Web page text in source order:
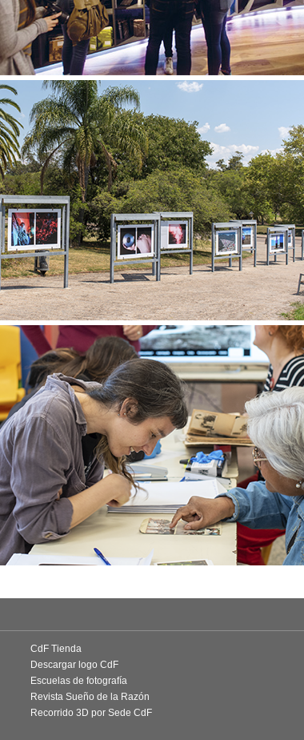
CdF Tienda
Descargar logo CdF
Escuelas de fotografía
Revista Sueño de la Razón
Recorrido 3D por Sede CdF